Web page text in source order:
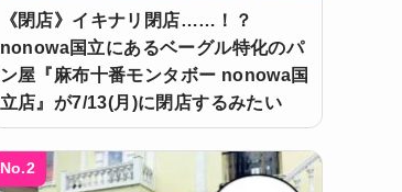
《閉店》イキナリ閉店……！？
nonowa国立にあるベーグル特化のパ
ン屋『麻布十番モンタボー nonowa国
立店』が7/13(月)に閉店するみたい
No.2